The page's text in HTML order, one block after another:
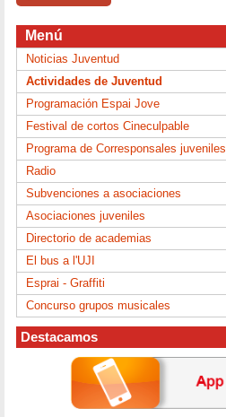
Menú
Noticias Juventud
Actividades de Juventud
Programación Espai Jove
Festival de cortos Cineculpable
Programa de Corresponsales juveniles
Radio
Subvenciones a asociaciones
Asociaciones juveniles
Directorio de academias
El bus a l'UJI
Esprai - Graffiti
Concurso grupos musicales
Destacamos